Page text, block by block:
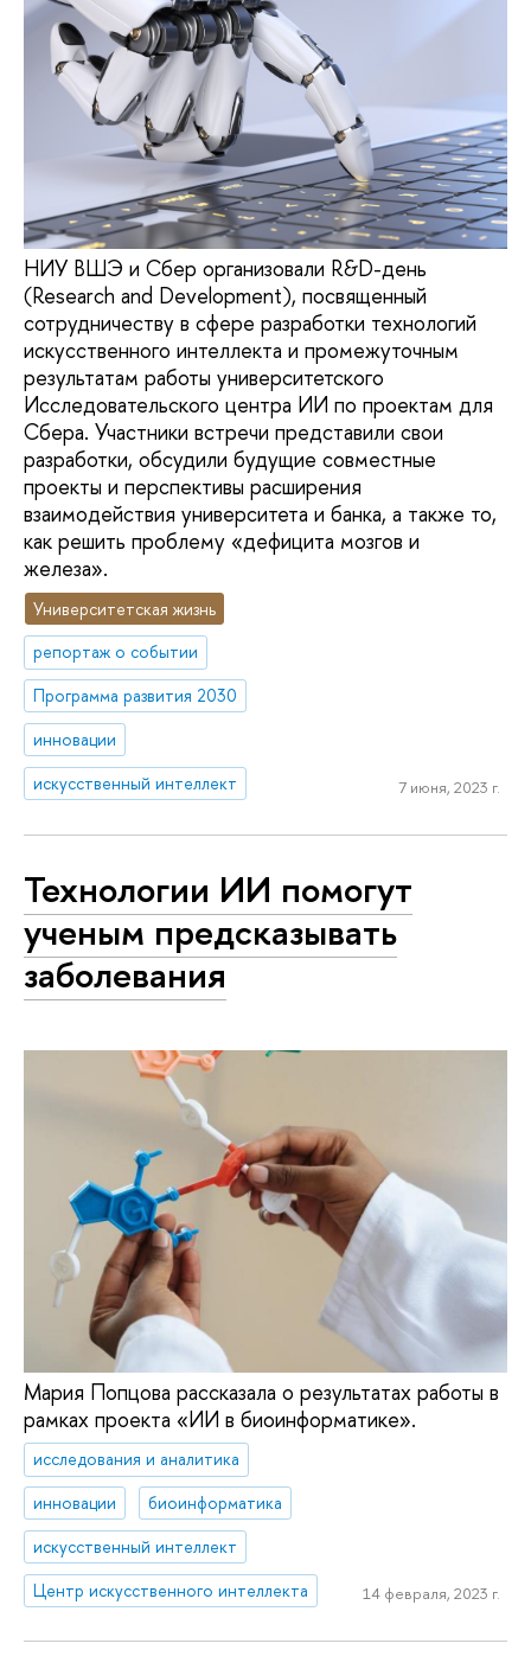
НИУ ВШЭ и Сбер организовали R&D-день
(Research and Development), посвященный
сотрудничеству в сфере разработки технологий
искусственного интеллекта и промежуточным
результатам работы университетского
Исследовательского центра ИИ по проектам для
Сбера. Участники встречи представили свои
разработки, обсудили будущие совместные
проекты и перспективы расширения
взаимодействия университета и банка, а также то,
как решить проблему «дефицита мозгов и
железа».
Университетская жизнь
репортаж о событии
Программа развития 2030
инновации
искусственный интеллект
7 июня, 2023 г.
Технологии ИИ помогут
ученым предсказывать
заболевания
Мария Попцова рассказала о результатах работы в
рамках проекта «ИИ в биоинформатике».
исследования и аналитика
инновации
биоинформатика
искусственный интеллект
Центр искусственного интеллекта
14 февраля, 2023 г.